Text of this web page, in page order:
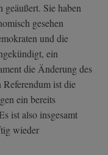
geäußert. Sie haben
gesehen
und die
ein
die Änderung des
Referendum ist die
ein bereits
ist also insgesamt
wieder